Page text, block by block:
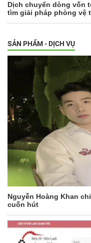
Dịch chuyển dòng vốn
tìm giải pháp phòng vệ
SẢN PHẨM - DỊCH VỤ
Nguyễn Hoàng Khan
cuốn hút